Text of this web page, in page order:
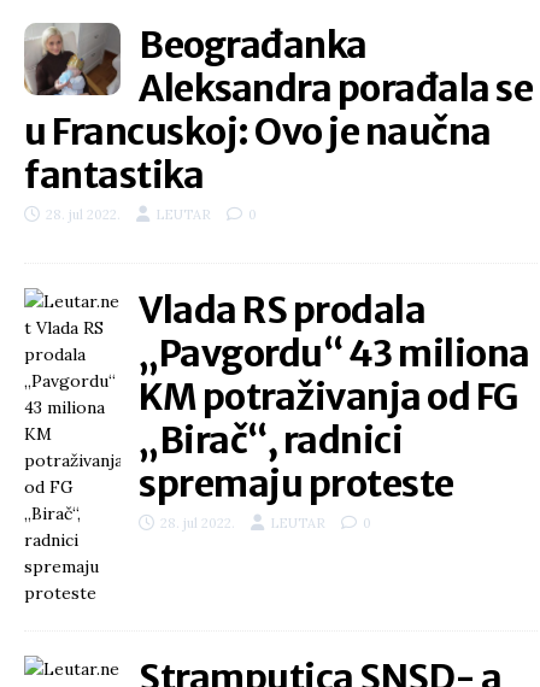
Beograđanka
Aleksandra porađala se
u Francuskoj: Ovo je naučna
fantastika
28. jul 2022. LEUTAR 0
Vlada RS prodala
„Pavgordu“ 43 miliona
KM potraživanja od FG
„Birač“, radnici
spremaju proteste
28. jul 2022. LEUTAR 0
Stramputica SNSD- a